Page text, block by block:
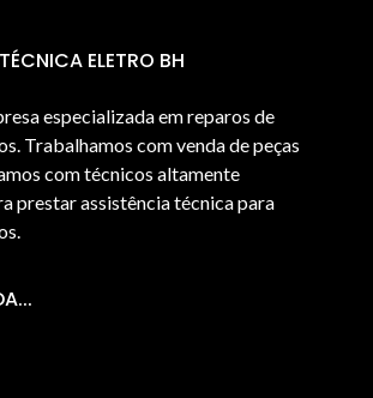
ELETRO BH
especializada em reparos de
Trabalhamos com venda de peças
com técnicos altamente
prestar assistência técnica para